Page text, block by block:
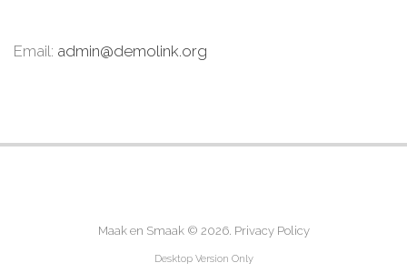
Email: admin@demolink.org
Maak en Smaak© 2026. Privacy Policy
Desktop Version Only